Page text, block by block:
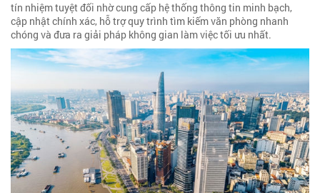
tín nhiệm tuyệt đối nhờ cung cấp hệ thống thông tin minh bạch,
cập nhật chính xác, hỗ trợ quy trình tìm kiếm văn phòng nhanh
chóng và đưa ra giải pháp không gian làm việc tối ưu nhất.